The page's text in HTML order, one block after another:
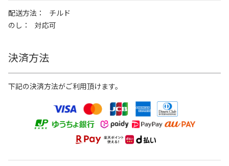
配送方法
チルド
のし
対応可
決済方法
下記の決済方法がご利用頂けます。